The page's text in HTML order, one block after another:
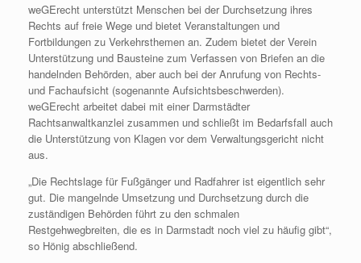
weGErecht unterstützt Menschen bei der Durchsetzung ihres
Rechts auf freie Wege und bietet Veranstaltungen und
Fortbildungen zu Verkehrsthemen an. Zudem bietet der Verein
Unterstützung und Bausteine zum Verfassen von Briefen an die
handelnden Behörden, aber auch bei der Anrufung von Rechts-
und Fachaufsicht (sogenannte Aufsichtsbeschwerden).
weGErecht arbeitet dabei mit einer Darmstädter
Rachtsanwaltkanzlei zusammen und schließt im Bedarfsfall auch
die Unterstützung von Klagen vor dem Verwaltungsgericht nicht
aus.
„Die Rechtslage für Fußgänger und Radfahrer ist eigentlich sehr
gut. Die mangelnde Umsetzung und Durchsetzung durch die
zuständigen Behörden führt zu den schmalen
Restgehwegbreiten, die es in Darmstadt noch viel zu häufig gibt“,
so Hönig abschließend.